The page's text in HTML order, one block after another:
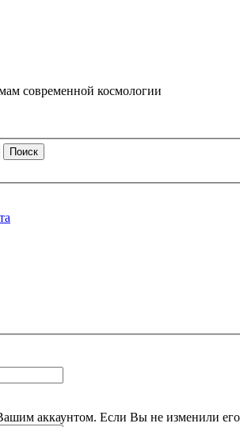
современной космологии
аккаунтом. Если Вы не изменили